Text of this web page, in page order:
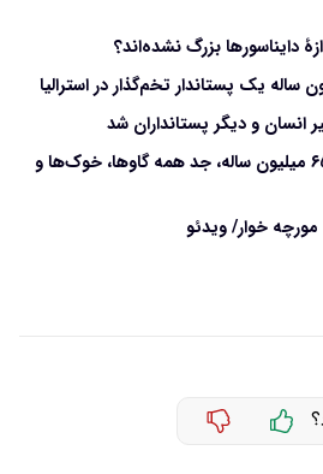
دایناسورها بزرگ نشده‌اند؟
انسان و دیگر پستانداران شد
فسیل یک پستاندار ۶۵ میلیون ساله، جد همه گاوها، خوک‌ها و
خوار/ ویدئو